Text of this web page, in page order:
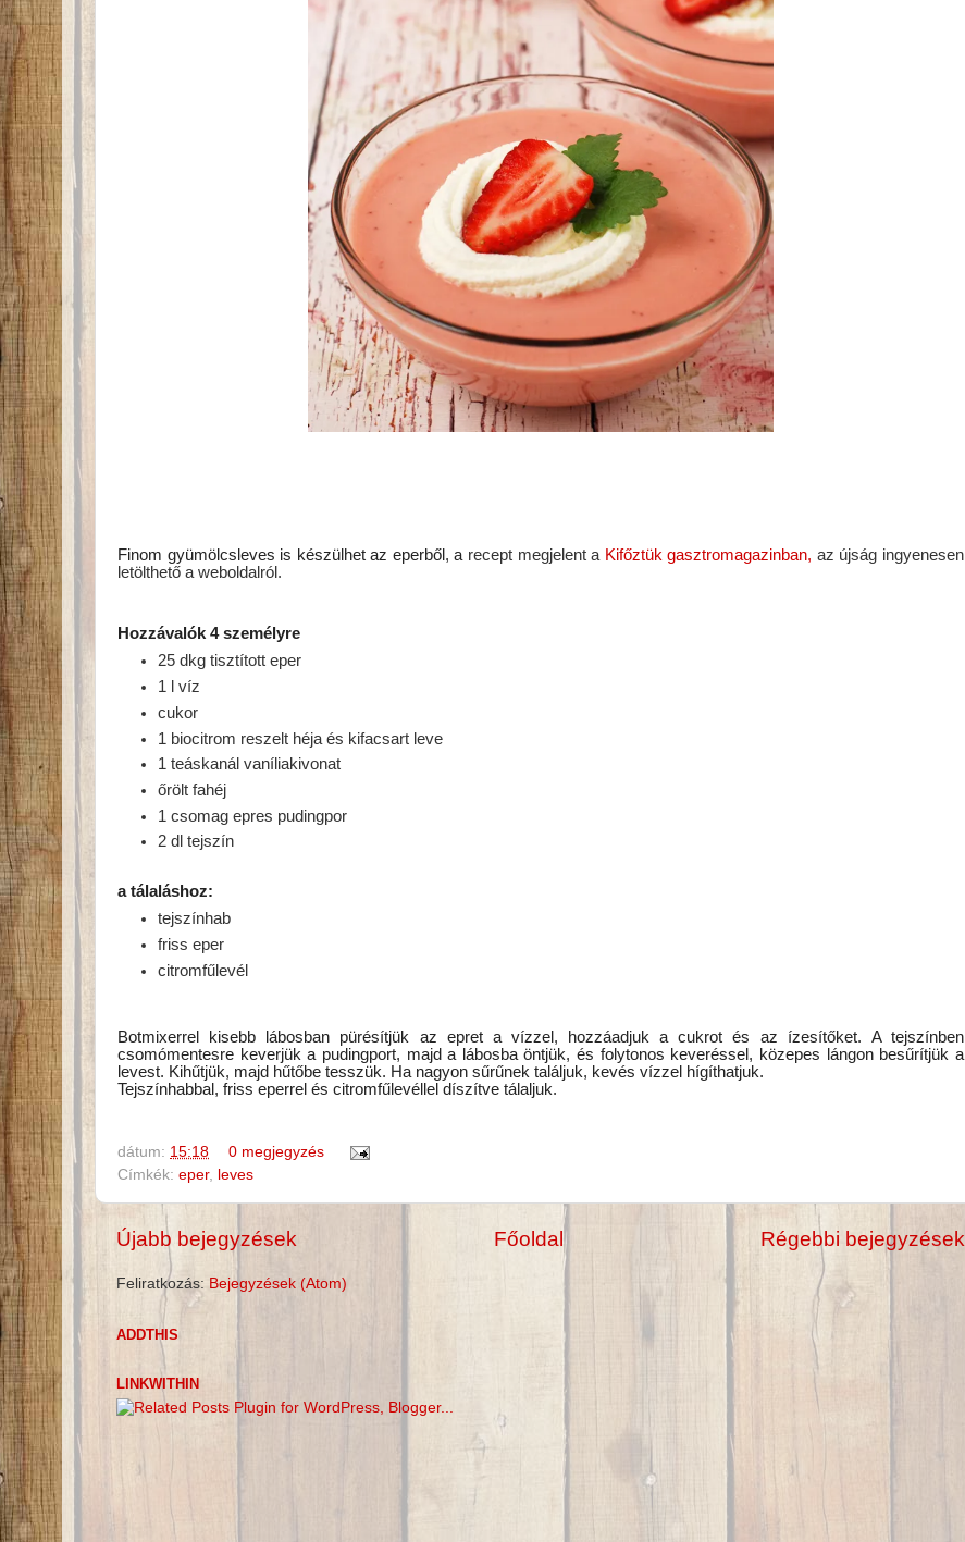
Finom gyümölcsleves is készülhet az eperből, a recept megjelent a Kifőztük gasztromagazinban, az újság ingyenesen
letölthető a weboldalról.
Hozzávalók 4 személyre
25 dkg tisztított eper
1 l víz
cukor
1 biocitrom reszelt héja és kifacsart leve
1 teáskanál vaníliakivonat
őrölt fahéj
1 csomag epres pudingpor
2 dl tejszín
a tálaláshoz:
tejszínhab
friss eper
citromfűlevél
Botmixerrel kisebb lábosban pürésítjük az epret a vízzel, hozzáadjuk a cukrot és az ízesítőket. A tejszínben
csomómentesre keverjük a pudingport, majd a lábosba öntjük, és folytonos keveréssel, közepes lángon besűrítjük a
levest. Kihűtjük, majd hűtőbe tesszük. Ha nagyon sűrűnek találjuk, kevés vízzel hígíthatjuk.
Tejszínhabbal, friss eperrel és citromfűlevéllel díszítve tálaljuk.
dátum: 15:18
0 megjegyzés
Címkék: eper, leves
Újabb bejegyzések Régebbi bejegyzések
Főoldal
Feliratkozás: Bejegyzések (Atom)
ADDTHIS
LINKWITHIN